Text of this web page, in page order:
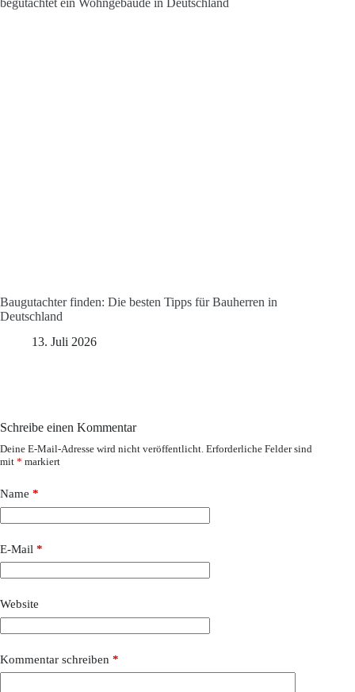
Baugutachter finden: Die besten Tipps für Bauherren in
Deutschland
13. Juli 2026
Schreibe einen Kommentar
Deine E-Mail-Adresse wird nicht veröffentlicht. Erforderliche Felder sind
mit * markiert
Name *
E-Mail *
Website
Kommentar schreiben *